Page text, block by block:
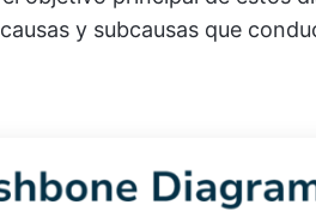
y subcausas que